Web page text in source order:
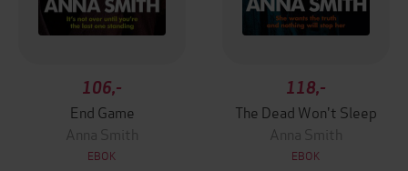
106,-
End Game
Anna Smith
EBOK
118,-
The Dead Won't Sleep
Anna Smith
EBOK